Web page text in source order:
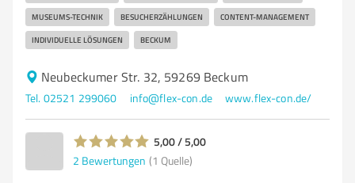
MUSEUMS-TECHNIK BESUCHERZÄHLUNGEN CONTENT-MANAGEMENT
INDIVIDUELLE LÖSUNGEN BECKUM
Neubeckumer Str. 32, 59269 Beckum
Tel. 02521 299060 info@flex-con.de www.flex-con.de/
5,00 / 5,00
2 Bewertungen (1 Quelle)